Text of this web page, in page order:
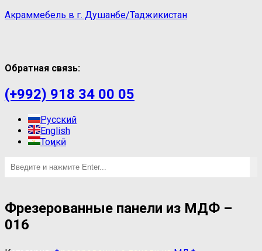
Акраммебель в г. Душанбе/Таджикистан
Обратная связь:
(+992) 918 34 00 05
Русский
English
Тоҷикӣ
Фрезерованные панели из МДФ –
016